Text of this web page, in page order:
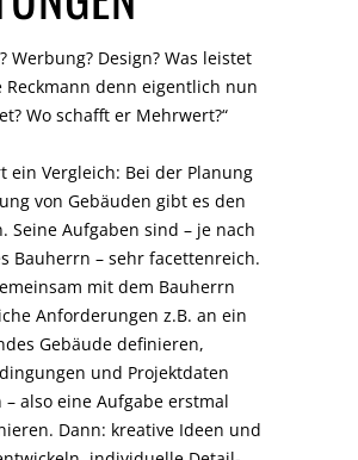
Werbung? Design? Was leistet
Reckmann denn eigentlich nun
Wo schafft er Mehrwert?“
ein Vergleich: Bei der Planung
von Gebäuden gibt es den
Seine Aufgaben sind – je nach
Bauherrn – sehr facettenreich.
mit dem Bauherrn
Anforderungen z.B. an ein
Gebäude definieren,
und Projektdaten
also eine Aufgabe erstmal
Dann: kreative Ideen und